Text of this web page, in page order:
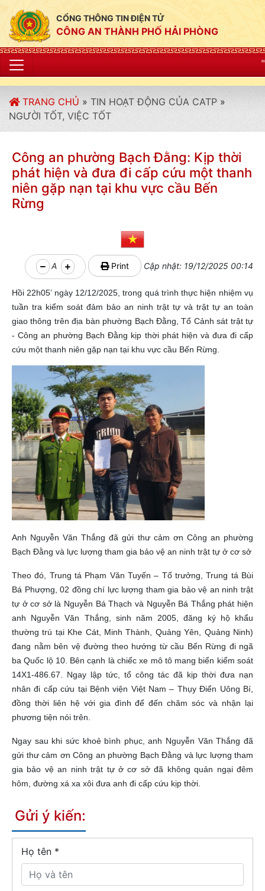
CỔNG THÔNG TIN ĐIỆN TỬ
CÔNG AN THÀNH PHỐ HẢI PHÒNG
"CÔNG AN
TRANG CHỦ » TIN HOẠT ĐỘNG CỦA CATP »
NGƯỜI TỐT, VIỆC TỐT
Công an phường Bạch Đằng: Kịp thời
phát hiện và đưa đi cấp cứu một thanh
niên gặp nạn tại khu vực cầu Bến
Rừng
A Print Cập nhật: 19/12/2025 00:14
Hồi 22h05’ ngày 12/12/2025, trong quá trình thực hiện nhiệm vụ
tuần tra kiểm soát đảm bảo an ninh trật tự và trật tự an toàn
giao thông trên địa bàn phường Bạch Đằng, Tổ Cảnh sát trật tự
- Công an phường Bạch Đằng kịp thời phát hiện và đưa đi cấp
cứu một thanh niên gặp nạn tại khu vực cầu Bến Rừng.
Anh Nguyễn Văn Thắng đã gửi thư cảm ơn Công an phường
Bạch Đằng và lực lượng tham gia bảo vệ an ninh trật tự ở cơ sở
Theo đó, Trung tá Phạm Văn Tuyến – Tổ trưởng, Trung tá Bùi
Bá Phượng, 02 đồng chí lực lượng tham gia bảo vệ an ninh trật
tự ở cơ sở là Nguyễn Bá Thạch và Nguyễn Bá Thắng phát hiện
anh Nguyễn Văn Thắng, sinh năm 2005, đăng ký hộ khẩu
thường trú tại Khe Cát, Minh Thành, Quảng Yên, Quảng Ninh)
đang nằm bên vệ đường theo hướng từ cầu Bến Rừng đi ngã
ba Quốc lộ 10. Bên cạnh là chiếc xe mô tô mang biển kiểm soát
14X1-486.67. Ngay lập tức, tổ công tác đã kịp thời đưa nạn
nhân đi cấp cứu tại Bệnh viện Việt Nam – Thụy Điển Uông Bí,
đồng thời liên hệ với gia đình để đến chăm sóc và nhận lại
phương tiện nói trên.
Ngay sau khi sức khoẻ bình phục, anh Nguyễn Văn Thắng đã
gửi thư cảm ơn Công an phường Bạch Đằng và lực lượng tham
gia bảo vệ an ninh trật tự ở cơ sở đã không quản ngại đêm
hôm, đường xá xa xôi đưa anh đi cấp cứu kịp thời.
Gửi ý kiến:
Họ tên *